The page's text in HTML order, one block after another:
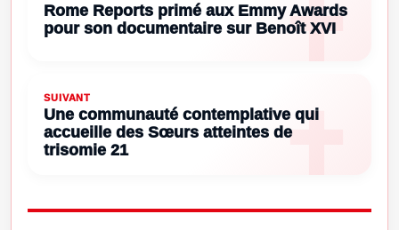
Rome Reports primé aux Emmy Awards
pour son documentaire sur Benoît XVI
SUIVANT
Une communauté contemplative qui
accueille des Sœurs atteintes de
trisomie 21